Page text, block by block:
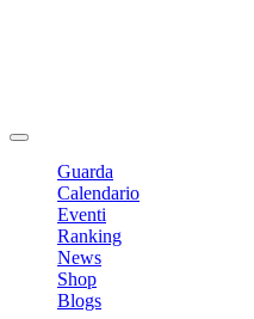
Guarda
Calendario
Eventi
Ranking
News
Shop
Blogs